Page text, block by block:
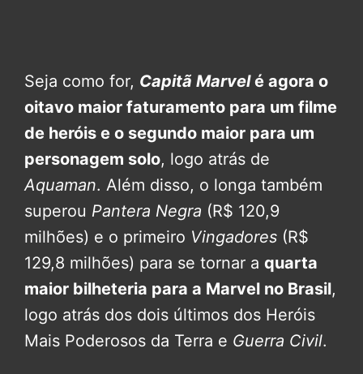
Seja como for, Capitã Marvelé agora o
oitavo maior faturamento para um filme
de heróis e o segundo maior para um
personagem solo, logo atrás de
Aquaman. Além disso, o longa também
superou Pantera Negra (R$ 120,9
milhões) e o primeiro Vingadores (R$
129,8 milhões) para se tornar a quarta
maior bilheteria para a Marvel no Brasil,
logo atrás dos dois últimos dos Heróis
Mais Poderosos da Terra e Guerra Civil.